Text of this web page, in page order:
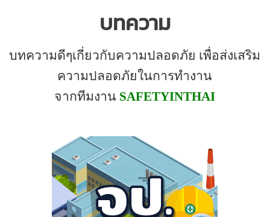
บทความ
บทความดีๆเกี่ยวกับความปลอดภัย เพื่อส่งเสริม
ความปลอดภัยในการทำงาน
จากทีมงาน SAFETYINTHAI